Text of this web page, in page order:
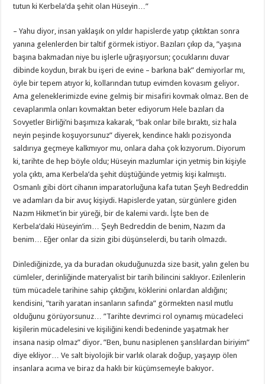
tutun ki Kerbela’da şehit olan Hüseyin…”
– Yahu diyor, insan yaklaşık on yıldır hapislerde yatıp çıktıktan sonra
yanına gelenlerden bir taltif görmek istiyor. Bazıları çıkıp da, ”yaşına
başına bakmadan niye bu işlerle uğraşıyorsun; çocuklarını duvar
dibinde koydun, bırak bu işeri de evine – barkına bak” demiyorlar mı,
öyle bir tepem atıyor ki, kollarından tutup evimden kovasım geliyor.
Ama geleneklerimizde evine gelmiş bir misafiri kovmak olmaz. Ben de
cevaplarımla onları kovmaktan beter ediyorum Hele bazıları da
Sovyetler Birliği’ni başımıza kakarak, ”bak onlar bile bıraktı, siz hala
neyin peşinde koşuyorsunuz” diyerek, kendince haklı pozisyonda
saldırıya geçmeye kalkmıyor mu, onlara daha çok kızıyorum. Diyorum
ki, tarihte de hep böyle oldu; Hüseyin mazlumlar için yetmiş bin kişiyle
yola çıktı, ama Kerbela’da şehit düştüğünde yetmiş kişi kalmıştı.
Osmanlı gibi dört cihanın imparatorluğuna kafa tutan Şeyh Bedreddin
ve adamları da bir avuç kişiydi. Hapislerde yatan, sürgünlere giden
Nazım Hikmet’in bir yüreği, bir de kalemi vardı. İşte ben de
Kerbela’daki Hüseyin’im… Şeyh Bedreddin de benim, Nazım da
benim… Eğer onlar da sizin gibi düşünselerdi, bu tarih olmazdı.
Dinlediğinizde, ya da buradan okuduğunuzda size basit, yalın gelen bu
cümleler, derinliğinde materyalist bir tarih bilincini saklıyor. Ezilenlerin
tüm mücadele tarihine sahip çıktığını, köklerini onlardan aldığını;
kendisini, ”tarih yaratan insanların safında” görmekten nasıl mutlu
olduğunu görüyorsunuz… ”Tarihte devrimci rol oynamış mücadeleci
kişilerin mücadelesini ve kişiliğini kendi bedeninde yaşatmak her
insana nasip olmaz” diyor. ”Ben, bunu nasiplenen şanslılardan biriyim”
diye ekliyor… Ve salt biyolojik bir varlık olarak doğup, yaşayıp ölen
insanlara acıma ve biraz da haklı bir küçümsemeyle bakıyor.